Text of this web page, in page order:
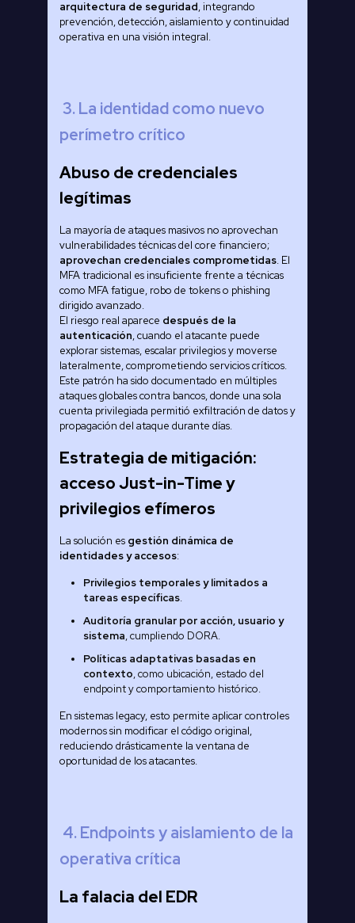
arquitectura de seguridad, integrando
prevención, detección, aislamiento y continuidad
operativa en una visión integral.
3. La identidad como nuevo
perímetro crítico
Abuso de credenciales
legítimas
La mayoría de ataques masivos no aprovechan
vulnerabilidades técnicas del core financiero;
aprovechan credenciales comprometidas. El
MFA tradicional es insuficiente frente a técnicas
como MFA fatigue, robo de tokens o phishing
dirigido avanzado.
El riesgo real aparece después de la
autenticación, cuando el atacante puede
explorar sistemas, escalar privilegios y moverse
lateralmente, comprometiendo servicios críticos.
Este patrón ha sido documentado en múltiples
ataques globales contra bancos, donde una sola
cuenta privilegiada permitió exfiltración de datos y
propagación del ataque durante días.
Estrategia de mitigación:
acceso Just-in-Time y
privilegios efímeros
La solución es gestión dinámica de
identidades y accesos:
Privilegios temporales y limitados a
tareas específicas.
Auditoría granular por acción, usuario y
sistema, cumpliendo DORA.
Políticas adaptativas basadas en
contexto, como ubicación, estado del
endpoint y comportamiento histórico.
En sistemas legacy, esto permite aplicar controles
modernos sin modificar el código original,
reduciendo drásticamente la ventana de
oportunidad de los atacantes.
4. Endpoints y aislamiento de la
operativa crítica
La falacia del EDR